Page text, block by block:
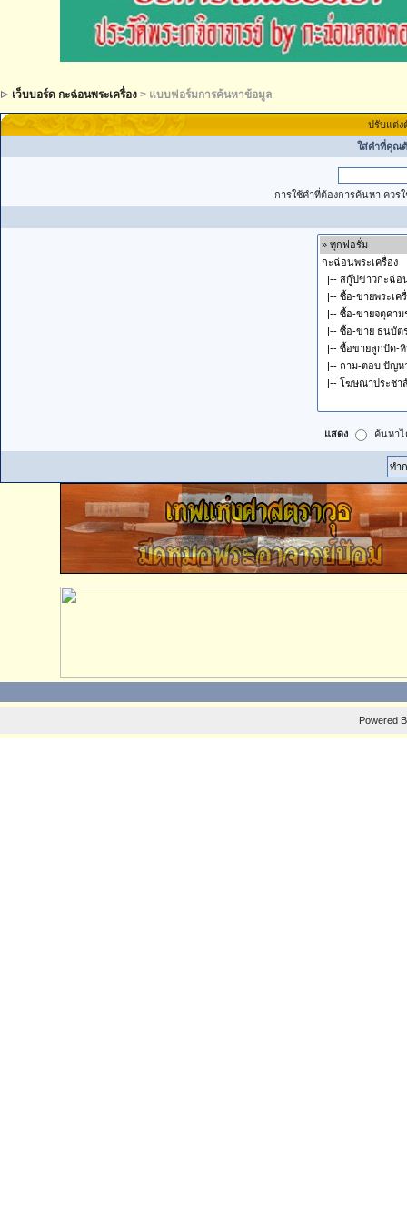
เว็บบอร์ด กะฉ่อนพระเครื่อง > แบบฟอร์มการค้นหาข้อมูล
ปรับแต่ง
ใส่คำที่คุณ
การใช้คำที่ต้องการค้นหา ควร
แสดง ค้นหาไ
Powered